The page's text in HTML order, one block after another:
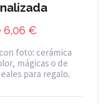
6,06 €
foto: cerámica
mágicas o de
para regalo.